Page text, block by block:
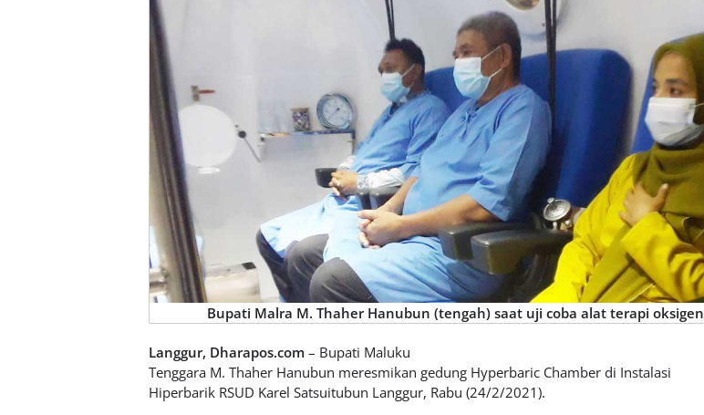
Bupati Malra M. Thaher Hanubun (tengah) saat uji coba alat terapi oksigen
Langgur, Dharapos.com – Bupati Maluku
Tenggara M. Thaher Hanubun meresmikan gedung Hyperbaric Chamber di Instalasi
Hiperbarik RSUD Karel Satsuitubun Langgur, Rabu (24/2/2021).